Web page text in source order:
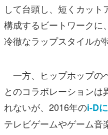
して台頭し、短くカッ
構成するビートワークに
冷徹なラップスタイルが
一方、ヒップホップの
とのコラボレーション
れないが、2016年のi-D
テレビゲームやゲーム音